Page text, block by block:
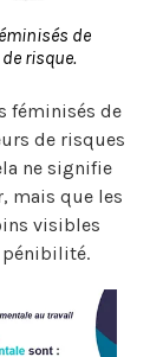
de
risque.
féminisés de
de risques
ne signifie
mais que les
visibles
pénibilité.